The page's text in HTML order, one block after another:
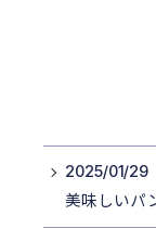
2025/01/29
美味しいパ